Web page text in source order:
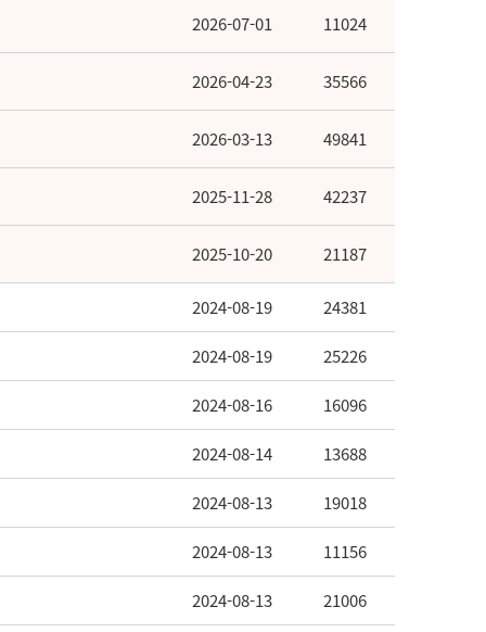
2026-07-01 11024
2026-04-23 35566
2026-03-13 49841
2025-11-28 42237
2025-10-20 21187
2024-08-19 24381
2024-08-19 25226
2024-08-16 16096
2024-08-14 13688
2024-08-13 19018
2024-08-13 11156
2024-08-13 21006